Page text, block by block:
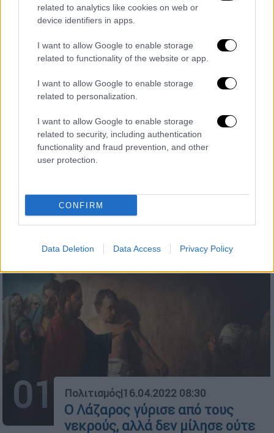
related to analytics like cookies on web or
device identifiers in apps.
I want to allow Google to enable storage
related to functionality of the website or app.
I want to allow Google to enable storage
related to personalization.
I want to allow Google to enable storage
related to security, including authentication
functionality and fraud prevention, and other
user protection.
CONFIRM
Data Deletion Data Access Privacy Policy
ΔΗΜΟΦΙΛΗ ΣΤΟ TAG
01 Πολιτισμός|16.04.2022 08:30
Ο Λάζαρος γύρισε από τους
νεκρούς, αλλά δεν μίλησε ούτε